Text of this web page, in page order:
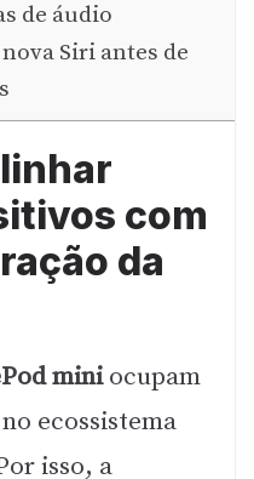
de áudio
Siri antes de
com
da
miniocupam
ecossistema
isso, a